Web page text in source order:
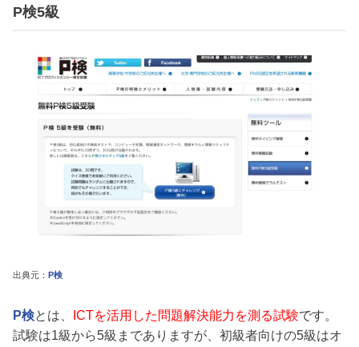
P検5級
出典元： P検
P検とは、 ICTを活用した問題解決能力を測る試験です。
試験は1級から5級までありますが、初級者向けの5級はオ